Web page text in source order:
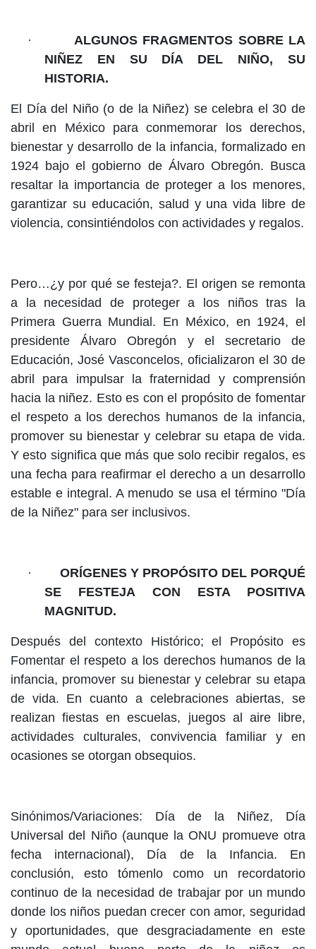
·
ALGUNOS FRAGMENTOS SOBRE LA
NIÑEZ EN SU DÍA DEL NIÑO, SU
HISTORIA.
El Día del Niño (o de la Niñez) se celebra el 30 de
abril en México para conmemorar los derechos,
bienestar y desarrollo de la infancia, formalizado en
1924 bajo el gobierno de Álvaro Obregón. Busca
resaltar la importancia de proteger a los menores,
garantizar su educación, salud y una vida libre de
violencia, consintiéndolos con actividades y regalos.
Pero…¿y por qué se festeja?. El origen se remonta
a la necesidad de proteger a los niños tras la
Primera Guerra Mundial. En México, en 1924, el
presidente Álvaro Obregón y el secretario de
Educación, José Vasconcelos, oficializaron el 30 de
abril para impulsar la fraternidad y comprensión
hacia la niñez. Esto es con el propósito de fomentar
el respeto a los derechos humanos de la infancia,
promover su bienestar y celebrar su etapa de vida.
Y esto significa que más que solo recibir regalos, es
una fecha para reafirmar el derecho a un desarrollo
estable e integral. A menudo se usa el término "Día
de la Niñez" para ser inclusivos.
·
ORÍGENES Y PROPÓSITO DEL PORQUÉ
SE FESTEJA CON ESTA POSITIVA
MAGNITUD.
Después del contexto Histórico; el Propósito es
Fomentar el respeto a los derechos humanos de la
infancia, promover su bienestar y celebrar su etapa
de vida. En cuanto a celebraciones abiertas, se
realizan fiestas en escuelas, juegos al aire libre,
actividades culturales, convivencia familiar y en
ocasiones se otorgan obsequios.
Sinónimos/Variaciones: Día de la Niñez, Día
Universal del Niño (aunque la ONU promueve otra
fecha internacional), Día de la Infancia. En
conclusión, esto tómenlo como un recordatorio
continuo de la necesidad de trabajar por un mundo
donde los niños puedan crecer con amor, seguridad
y oportunidades, que desgraciadamente en este